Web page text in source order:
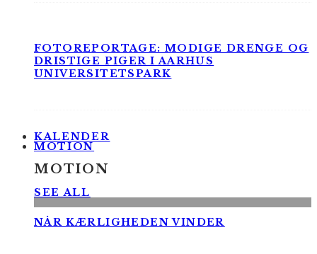
FOTOREPORTAGE: MODIGE DRENGE OG
DRISTIGE PIGER I AARHUS
UNIVERSITETSPARK
KALENDER
MOTION
MOTION
SEE ALL
NÅR KÆRLIGHEDEN VINDER